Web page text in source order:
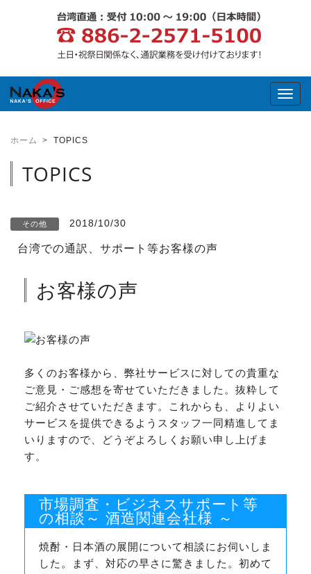
ホーム TOPICS
TOPICS
その他 2018/10/30
台湾での通訳、サポート等お客様の声
お客様の声
多くのお客様から、弊社サービスに対しての貴重な
ご意見・ご感想を寄せていただきました。抜粋して
ご紹介させていただきます。これからも、よりよい
サービスを提供できるようスタッフ一同精進してま
いりますので、どうぞよろしくお願い申し上げま
す。
市場調査・ビジネスサポート等
の相談～ 酒造関連会社様 ～
焼酎・日本酒の展開について相談にお伺いしま
した。まず、対応の早さに驚きました。初めて